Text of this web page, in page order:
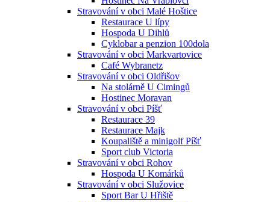
Stravování v obci Malé Hoštice
Restaurace U lípy
Hospoda U Dihlů
Cyklobar a penzion 100dola
Stravování v obci Markvartovice
Café Wybranetz
Stravování v obci Oldřišov
Na stolárně U Cimingů
Hostinec Moravan
Stravování v obci Píšť
Restaurace 39
Restaurace Majk
Koupaliště a minigolf Píšť
Sport club Victoria
Stravování v obci Rohov
Hospoda U Komárků
Stravování v obci Služovice
Sport Bar U Hřiště